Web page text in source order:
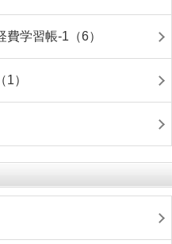
学習帳-1（6）
）